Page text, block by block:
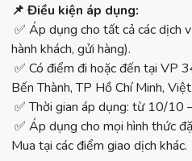
📌 Điều kiện áp dụng:
✅ Áp dụng cho tất cả các dịch
hành khách, gửi hàng).
✅ Có điểm đi hoặc đến tại VP
Bến Thành, TP Hồ Chí Minh,
✅ Thời gian áp dụng: từ 10/
✅ Áp dụng cho mọi hình thức
Mua tại các điểm giao dịch khác.